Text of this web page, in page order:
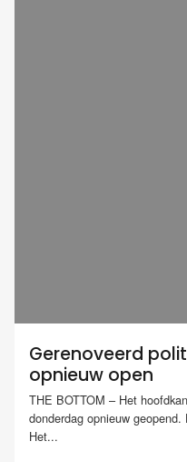
Gerenoveerd
opnieuw open
THE BOTTOM – Het
donderdag opnieuw
Het...